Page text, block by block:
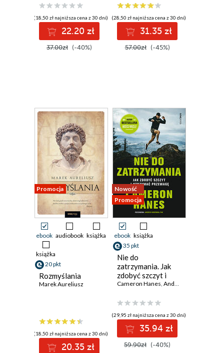
przemiany
(18,50 zł najniższa cena z 30 dni)
22.20 zł
37.00zł (-40%)
(28,50 zł najniższa cena z 30 dni)
31.35 zł
57.00zł (-45%)
Promocja
ebook audiobook książka
książka
20 pkt
Rozmyślania
Marek Aureliusz
(18,50 zł najniższa cena z 30 dni)
20.35 zł
Nowość
Promocja
ebook książka
35 pkt
Nie do
zatrzymania. Jak
zdobyć szczyt i
utrzymać
Cameron Hanes, Andrew D. Huberman
(29,95 zł najniższa cena z 30 dni)
35.94 zł
59.90zł (-40%)